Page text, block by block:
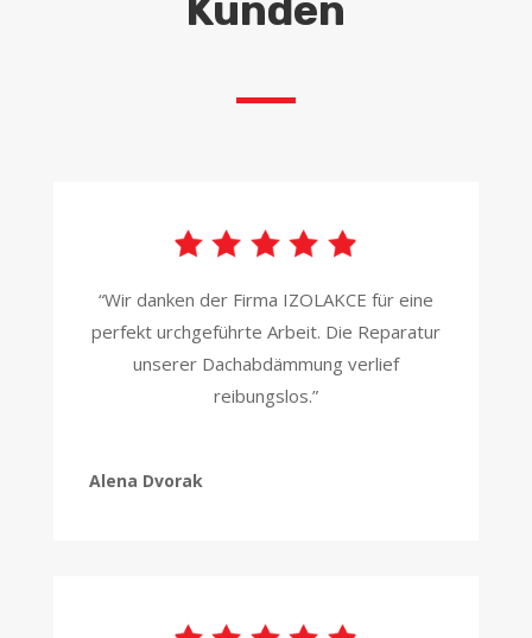
Kunden
“Wir danken der Firma IZOLAKCE für eine
perfekt urchgeführte Arbeit. Die Reparatur
unserer Dachabdämmung verlief
reibungslos.”
Alena Dvorak